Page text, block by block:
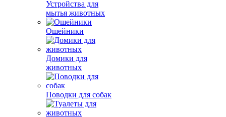
Устройства для
мытья животных
Ошейники
Домики для
животных
Поводки для собак